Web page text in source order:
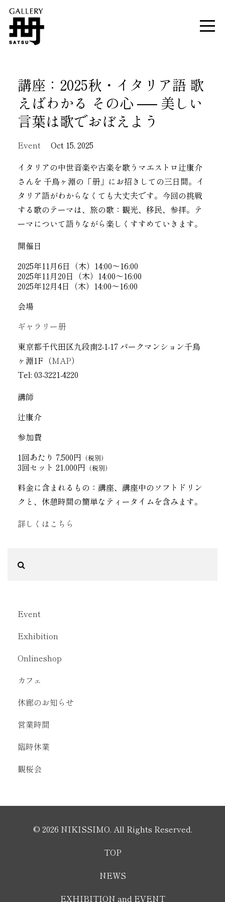
講座：2025秋・イタリア語 歌
えばわかる その心 ── 美しい
言葉は歌でおぼえよう
Event
Oct 15, 2025
イタリアの中世音楽や古楽を歌うマエストロ辻康介
さんを 千鳥ヶ淵の「册」にお招きしての三日間。イ
タリア語がわからなくても大丈夫です。今回の挑戦
する歌のテーマは、 旅の歌：観光、移民、参拝。テ
ーマについて語りながら楽しくすすめていきます。
開催日
2025年11月6日（木）14:00〜16:00
2025年11月20日（木）14:00〜16:00
2025年12月4日（木）14:00〜16:00
会場
ギャラリー册
東京都千代田区九段南2-1-17 パークマンション千鳥
ヶ淵1F（MAP）
Tel: 03-3221-4220
講師
辻康介
参加費
1回あたり 7,500円 （税別）
3回セット 21,000円 （税別）
料金に含まれるもの：講座、講座中のソフトドリン
クと、休憩時間の簡単なティータイムを含みます。
詳しくはこちら
Event
Exhibition
Onlineshop
カフェ
休廊のお知らせ
営業時間
臨時休業
観桜会
© 2026 NIKISSIMO. All Rights Reserved.
TOP
NEWS
EXHIBITION and EVENT